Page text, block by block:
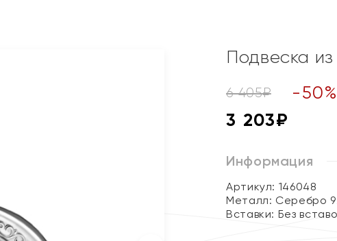
Подвеска
6 405₽ -50%
3 203₽
Информация
Артикул: 146048
Металл: Серебро
Вставки: Без